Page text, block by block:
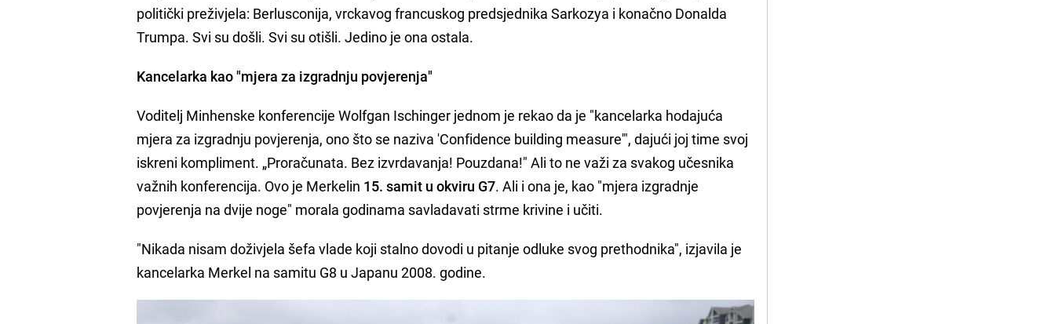
politički preživjela: Berlusconija, vrckavog francuskog predsjednika Sarkozya i konačno Donalda
Trumpa. Svi su došli. Svi su otišli. Jedino je ona ostala.
Kancelarka kao "mjera za izgradnju povjerenja"
Voditelj Minhenske konferencije Wolfgan Ischinger jednom je rekao da je "kancelarka hodajuća
mjera za izgradnju povjerenja, ono što se naziva 'Confidence building measure'", dajući joj time svoj
iskreni kompliment. „Proračunata. Bez izvrdavanja! Pouzdana!" Ali to ne važi za svakog učesnika
važnih konferencija. Ovo je Merkelin 15. samit u okviru G7. Ali i ona je, kao "mjera izgradnje
povjerenja na dvije noge" morala godinama savladavati strme krivine i učiti.
"Nikada nisam doživjela šefa vlade koji stalno dovodi u pitanje odluke svog prethodnika", izjavila je
kancelarka Merkel na samitu G8 u Japanu 2008. godine.